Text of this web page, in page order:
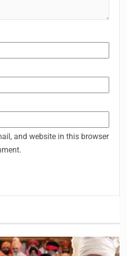
and website in this browser